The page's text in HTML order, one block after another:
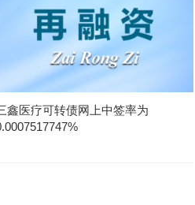
鑫医疗可转债网上中签率为